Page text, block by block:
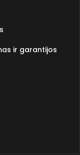
ir garantijos